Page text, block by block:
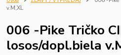
v.M,XL
006 -Pike Tričko
losos/dopl.biela